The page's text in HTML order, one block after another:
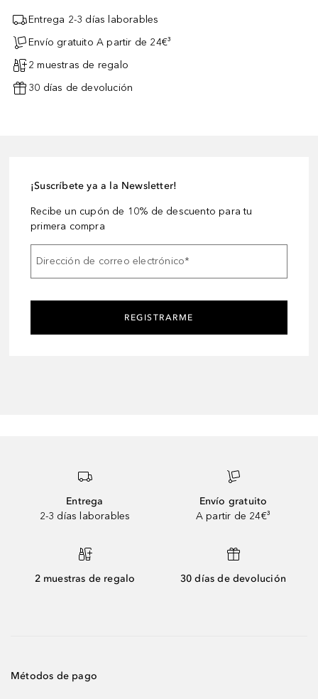
Entrega 2-3 días laborables
Envío gratuito A partir de 24€³
2 muestras de regalo
30 días de devolución
¡Suscríbete ya a la Newsletter!
Recibe un cupón de 10% de descuento para tu
primera compra
Dirección de correo electrónico*
REGISTRARME
Entrega
2-3 días laborables
Envío gratuito
A partir de 24€³
2 muestras de regalo 30 días de devolución
Métodos de pago